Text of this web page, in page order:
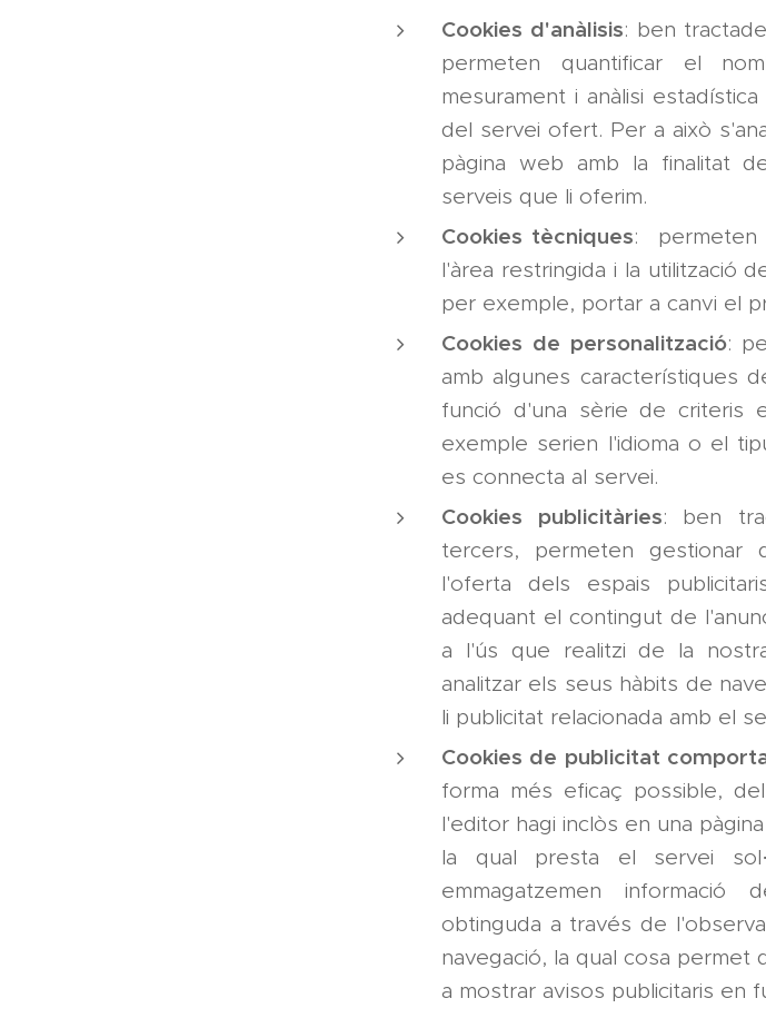
Cookies d'anàlisis: ben
permeten quantificar el
mesurament i anàlisi
del servei ofert. Per a això
pàgina web amb la finalitat
serveis que li oferim.
Cookies tècniques: permeten
l'àrea restringida i la utilització
per exemple, portar a canvi el
Cookies de personalització:
amb algunes característiques
funció d'una sèrie de criteris
exemple serien l'idioma o el
es connecta al servei.
Cookies publicitàries: ben
tercers, permeten
l'oferta dels espais
adequant el contingut de
a l'ús que realitzi de la
analitzar els seus hàbits de
li publicitat relacionada amb el
Cookies de publicitat
forma més eficaç possible,
l'editor hagi inclòs en una
la qual presta el servei
emmagatzemen informació
obtinguda a través de
navegació, la qual cosa
a mostrar avisos publicitaris en